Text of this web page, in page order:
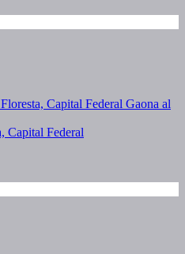
Capital Federal